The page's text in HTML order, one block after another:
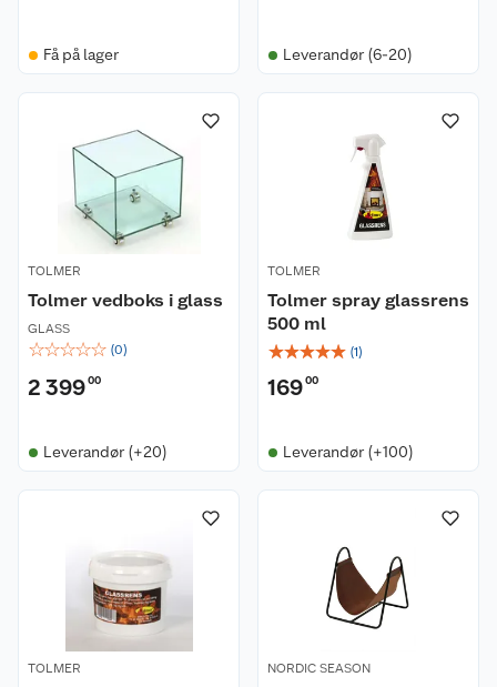
Få på lager Leverandør (6-20)
TOLMER
Tolmer vedboks i glass
GLASS
☆☆☆☆☆ (0)
2 39900
Leverandør (+20)
TOLMER
Tolmer spray glassrens
500 ml
☆☆☆☆☆ (1)
16900
Leverandør (+100)
TOLMER NORDIC SEASON